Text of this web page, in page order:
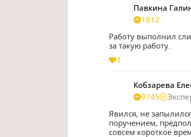
Павкина
1812
Работу выполнил
за такую работу.
1
Кобзарева
9745
Явился, не
поручением,
совсем короткое